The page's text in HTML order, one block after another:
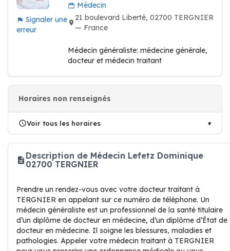
Signaler une
erreur
Médecin
21 boulevard Liberté, 02700 TERGNIER
— France
Médecin généraliste: médecine générale,
docteur et médecin traitant
Horaires non renseignés
Voir tous les horaires
Description de Médecin Lefetz Dominique
02700 TERGNIER
Prendre un rendez-vous avec votre docteur traitant à
TERGNIER en appelant sur ce numéro de téléphone. Un
médecin généraliste est un professionnel de la santé titulaire
d’un diplôme de docteur en médecine, d’un diplôme d’État de
docteur en médecine. Il soigne les blessures, maladies et
pathologies. Appeler votre médecin traitant à TERGNIER